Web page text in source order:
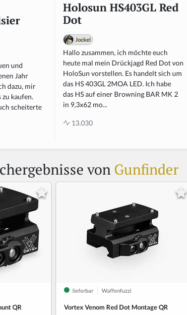
und
Jahr
dazu, mir
kaufen.
scheiterte
Holosun HS403GL Red
Dot
Jockel
Hallo zusammen, ich möchte euch
heute mal mein Drückjagd Red Dot von
HoloSun vorstellen. Es handelt sich um
das HS 403GL 2MOA LED. Ich habe
das HS auf einer Browning BAR MK 2
in 9,3x62 mo...
13.030
von Gunfinder